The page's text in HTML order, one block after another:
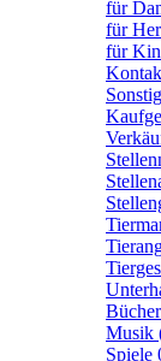
für
für
für
Bücher
Musik
Spiele